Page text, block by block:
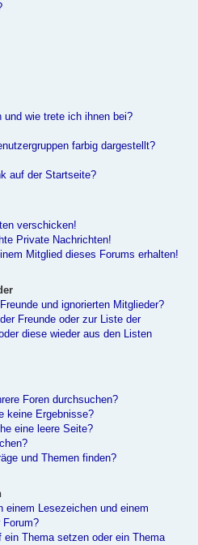
und wie trete ich ihnen bei?
farbig dargestellt?
auf der Startseite?
verschicken!
Private Nachrichten!
Mitglied dieses Forums erhalten!
und ignorierten Mitglieder?
Freunde oder zur Liste der
diese wieder aus den Listen
Foren durchsuchen?
keine Ergebnisse?
eine leere Seite?
und Themen finden?
Lesezeichen und einem
Forum?
Thema setzen oder ein Thema